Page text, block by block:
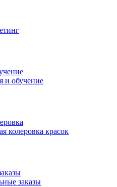
и обучение
колеровка красок
заказы